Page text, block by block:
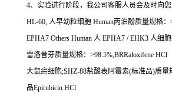
4、实验进行阶段，我公司客服人员会及时向您
HL-60, 人早幼粒细胞 Human丙泊酚质量规格：
EPHA7 Others Human 人 EPHA7 / EHK3 人细
雷洛昔芬质量规格： >98.5%,BRRaloxifene HCl
大鼠癌细胞;SHZ-88盐酸表阿霉素(标准品)质量
品Epirubicin HCl